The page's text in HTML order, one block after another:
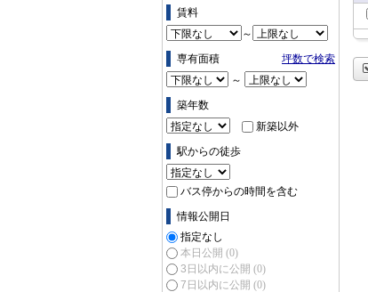
賃料
～
専有面積
坪数で検索
～
築年数
新築以外
駅からの徒歩
バス停からの時間を含む
情報公開日
指定なし
本日公開 (0)
3日以内に公開 (0)
7日以内に公開 (0)